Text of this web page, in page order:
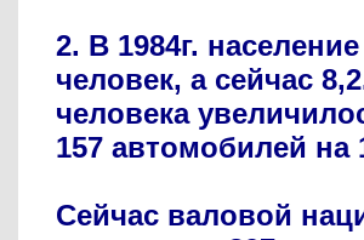
2. В 1984г.
человек, а сейчас
человека
157 автомобилей на
Сейчас валовой